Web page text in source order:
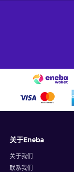
关于Eneba
关于我们
联系我们